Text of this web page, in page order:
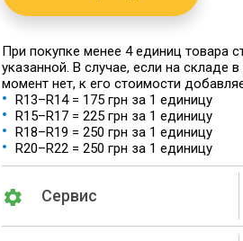
При покупке менее 4 единиц товара
указанной. В случае, если на складе
момент нет, к его стоимости
R13–R14 = 175 грн за 1 единицу
R15–R17 = 225 грн за 1 единицу
R18–R19 = 250 грн за 1 единицу
R20–R22 = 250 грн за 1 единицу
Сервис